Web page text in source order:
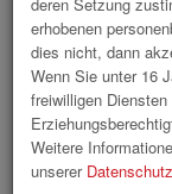
erhobenen
dies nicht, dann
Wenn Sie unter 16
freiwilligen
Weitere
unserer